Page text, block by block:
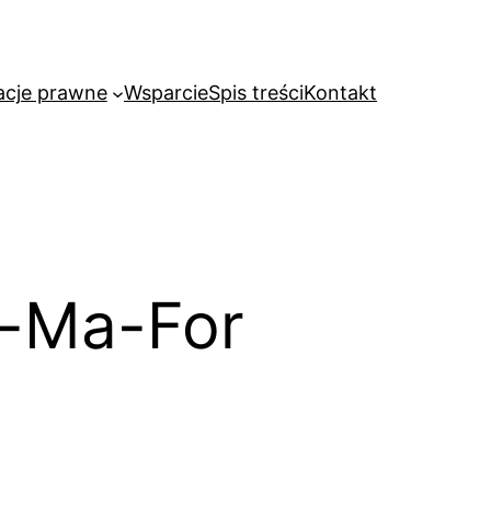
prawne WsparcieSpis treściKontakt
Ma-For